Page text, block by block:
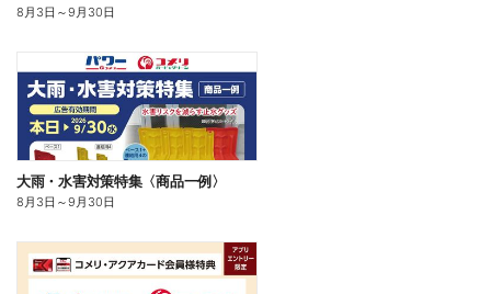
8月3日 ～9月30日
大雨・水害対策特集〈商品一例〉
8月3日 ～9月30日